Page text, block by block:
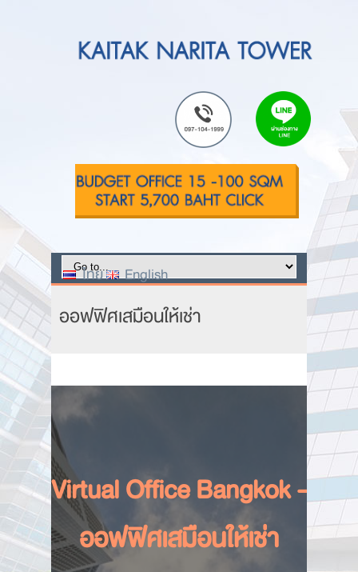
ไทย English
ออฟฟิศเสมือนให้เช่า
Virtual Office Bangkok -
ออฟฟิศเสมือนให้เช่า